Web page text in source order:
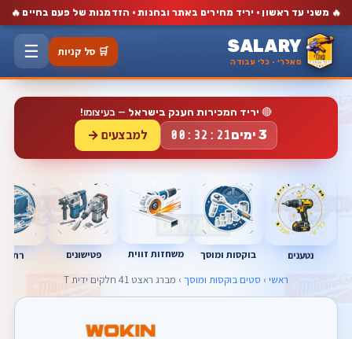
🔥 משני עד ראשון · יריד מחירים באתר ובחנות · הזדמנות של פעם בחיים🔥
SALARY
סאלרי · כלי עבודה
🛒 סל קניות ☰
🔴 יריד המכירות הענק בישראל — בעיצומו!
3 ימים 00:32:21 למבצעים →
נטענים בוקסות ומוסך משחזות זווית פטישונים
ראשי › סטים בוקסות ומוסך › מברג ראצט 41 חלקים ידית T